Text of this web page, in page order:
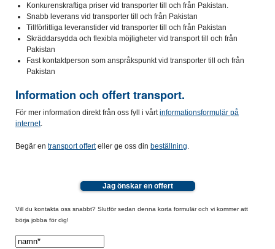
Konkurenskraftiga priser vid transporter till och från Pakistan.
Snabb leverans vid transporter till och från Pakistan
Tillförlitliga leveranstider vid transporter till och från Pakistan
Skräddarsydda och flexibla möjligheter vid transport till och från
Pakistan
Fast kontaktperson som anspråkspunkt vid transporter till och från
Pakistan
Information och offert transport.
För mer information direkt från oss fyll i vårtinformationsformulär på
internet.
Begär en transport offerteller ge oss din beställning
Jag önskar en offert
Vill du kontakta oss snabbt? Slutför sedan denna korta formulär och vi kommer att
börja jobba för dig!